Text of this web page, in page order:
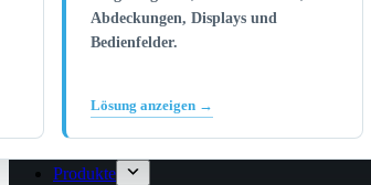
Abdeckungen, Displays und
Bedienfelder.
Lösung anzeigen →
Produkte